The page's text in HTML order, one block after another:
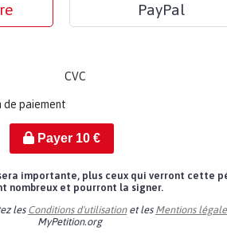
PayPal
CVC
de paiement
Payer 10€
importante, plus ceux qui verront cette
nombreux et pourront la signer.
les Conditions d'utilisationet les Mentions
MyPetition.org